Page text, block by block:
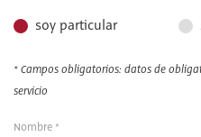
soy particular
* Campos obligatorios: datos de
servicio
Nombre *